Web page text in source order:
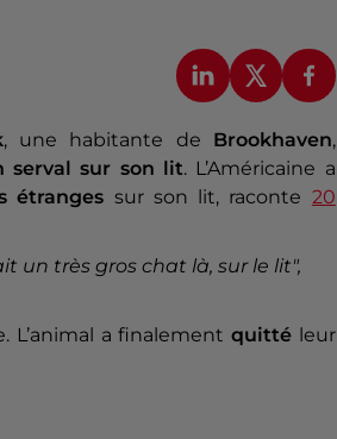
, une habitante de Brookhaven,
serval sur son lit. L’Américaine a
étranges sur son lit, raconte 20
un très gros chat là, sur le lit",
L’animal a finalementquitté leur